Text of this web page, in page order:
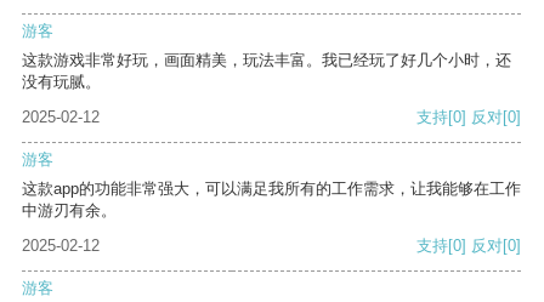
游客
这款游戏非常好玩，画面精美，玩法丰富。我已经玩了好几个小时，还
没有玩腻。
2025-02-12
支持[0] 反对[0]
游客
这款app的功能非常强大，可以满足我所有的工作需求，让我能够在工作
中游刃有余。
2025-02-12
支持[0] 反对[0]
游客